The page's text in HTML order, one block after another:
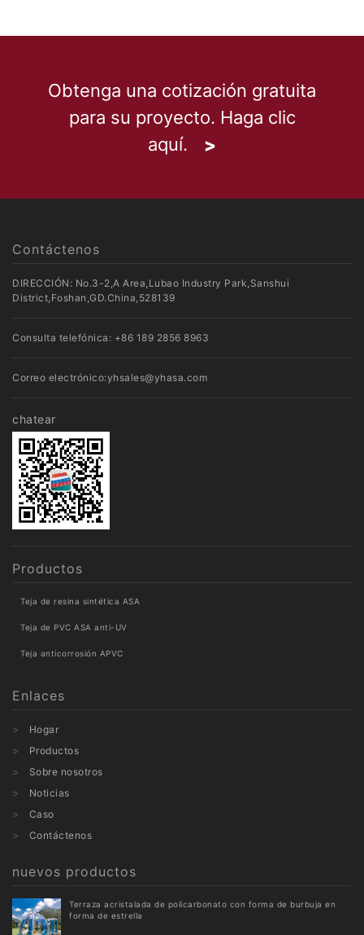
Obtenga una cotización gratuita
para su proyecto. Haga clic
aquí.
Contáctenos
DIRECCIÓN: No.3-2,A Area,Lubao Industry Park,Sanshui
District,Foshan,GD.China,528139
Consulta telefónica: +86 189 2856 8963
Correo electrónico:yhsales@yhasa.com
chatear
Productos
Teja de resina sintética ASA
Teja de PVC ASA anti-UV
Teja anticorrosión APVC
Enlaces
Hogar
Productos
Sobre nosotros
Noticias
Caso
Contáctenos
nuevos productos
Terraza acristalada de policarbonato con forma de burbuja en
forma de estrella